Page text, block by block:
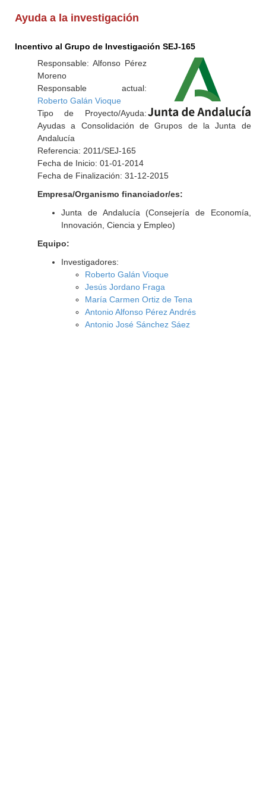
Ayuda a la investigación
Incentivo al Grupo de Investigación SEJ-165
Responsable: Alfonso Pérez
Moreno
Responsable actual:
Roberto Galán Vioque
Tipo de Proyecto/Ayuda:
Ayudas a Consolidación de Grupos de la Junta de
Andalucía
Referencia: 2011/SEJ-165
Fecha de Inicio: 01-01-2014
Fecha de Finalización: 31-12-2015
Empresa/Organismo financiador/es:
Junta de Andalucía (Consejería de Economía,
Innovación, Ciencia y Empleo)
Equipo:
Investigadores:
Roberto Galán Vioque
Jesús Jordano Fraga
María Carmen Ortiz de Tena
Antonio Alfonso Pérez Andrés
Antonio José Sánchez Sáez